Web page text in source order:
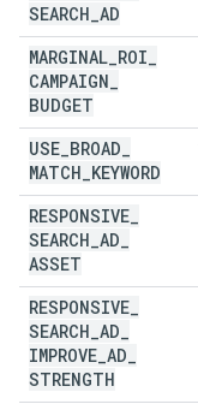
SEARCH AD
MARGINAL ROI
CAMPAIGN
BUDGET
USE BROAD
MATCH KEYWORD
RESPONSIVE
SEARCH AD
ASSET
RESPONSIVE
SEARCH AD
IMPROVE AD
STRENGTH